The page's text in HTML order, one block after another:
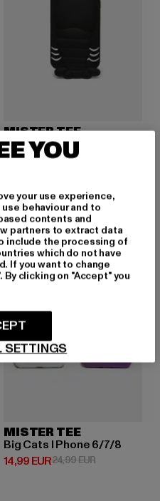
EUR
MISTER TEE
Lobster Iphone 7/8, Se
8,00 EUR
Derzeitiger Preis: 8,00 EUR
19,99 EUR
EUR
-40%
MISTER TEE
Big Cats I Phone 6/7/8
14,99 EUR
Derzeitiger Preis: 14,99 EUR
24,99 EURAktionspreis:
YOU
your use experience,
behaviour and to
contents and
partners to extract data
include the processing of
which do not have
If you want to change
clicking on "Accept" you
SETTINGS